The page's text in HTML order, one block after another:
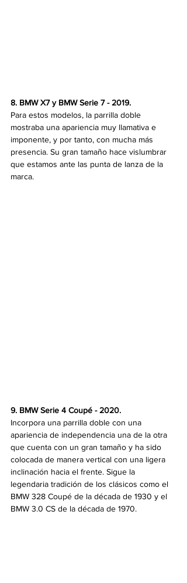
8. BMW X7 y BMW Serie 7 - 2019.
Para estos modelos, la parrilla doble
mostraba una apariencia muy llamativa e
imponente, y por tanto, con mucha más
presencia. Su gran tamaño hace vislumbrar
que estamos ante las punta de lanza de la
marca.
9. BMW Serie 4 Coupé - 2020.
Incorpora una parrilla doble con una
apariencia de independencia una de la otra
que cuenta con un gran tamaño y ha sido
colocada de manera vertical con una ligera
inclinación hacia el frente. Sigue la
legendaria tradición de los clásicos como el
BMW 328 Coupé de la década de 1930 y el
BMW 3.0 CS de la década de 1970.